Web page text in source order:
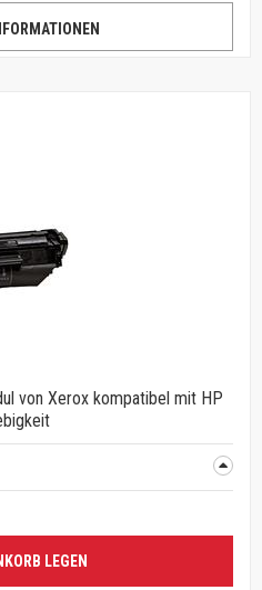
von Xerox kompatibel mit HP
LEGEN